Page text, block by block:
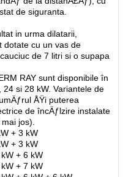
de siguranta.
in urma dilatarii,
dotate cu un vas de
de 7 litri si o supapa
RAY sunt disponibile în
si 28 kW. Variantele de
ÅŸi puterea
de încÄƒlzire instalate
jos).
+ 3 kW
+ 3 kW
+ 6 kW
+ 7 kW